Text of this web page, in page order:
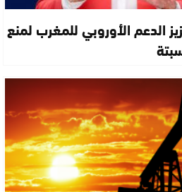
الدعم الأوروبي للمغرب لمنع